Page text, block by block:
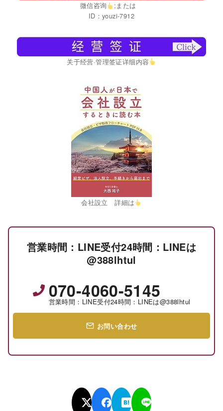
微信咨询
;または
ID：youzi-7912
关于经营·管理签证详细内容
会社設立 詳細は
営業時間：LINE受付24時間：LINEは
@388lhtul
070-4060-5145
営業時間：LINE受付24時間：LINEは@388lhtul
お問い合わせ